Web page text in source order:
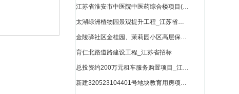
江苏省淮安市中医院中医药综合楼项目(更新11)_江苏省招标
太湖绿洲植物园景观提升工程_江苏省招标
金陵驿社区金桂园、茉莉园小区高层保障房及地下室消防设施修复工程(更新4)_江苏省招标
育仁北路道路建设工程_江苏省招标
总投资约200万元租车服务购置项目_江苏省招标
新建320523104401号地块教育用房项目(更新12)_江苏省招标